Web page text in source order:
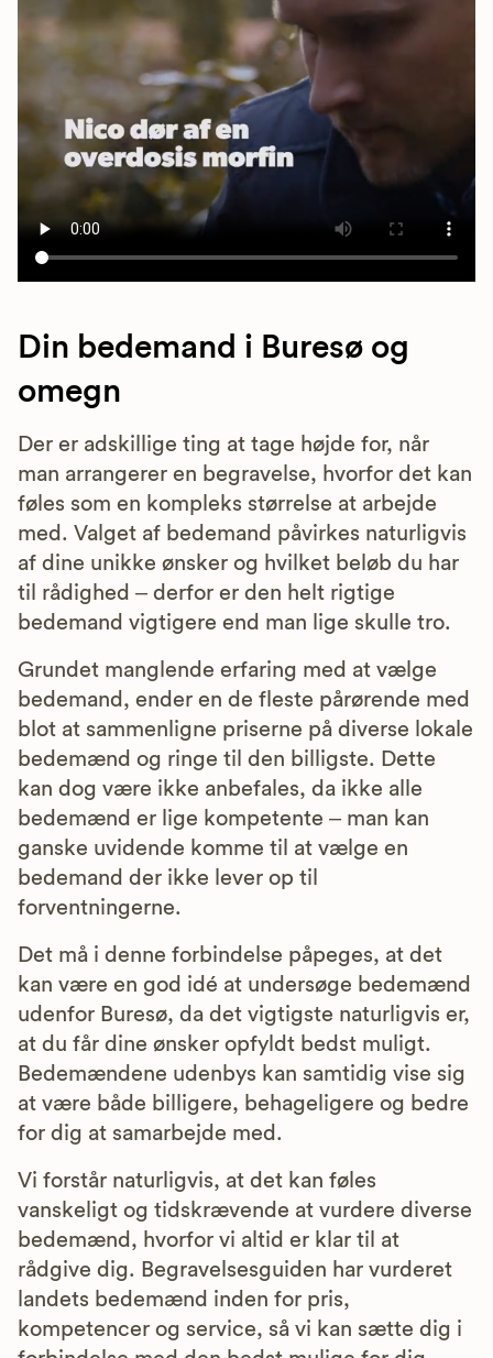
Din bedemand i Buresø og
omegn
Der er adskillige ting at tage højde for, når
man arrangerer en begravelse, hvorfor det kan
føles som en kompleks størrelse at arbejde
med. Valget af bedemand påvirkes naturligvis
af dine unikke ønsker og hvilket beløb du har
til rådighed – derfor er den helt rigtige
bedemand vigtigere end man lige skulle tro.
Grundet manglende erfaring med at vælge
bedemand, ender en de fleste pårørende med
blot at sammenligne priserne på diverse lokale
bedemænd og ringe til den billigste. Dette
kan dog være ikke anbefales, da ikke alle
bedemænd er lige kompetente – man kan
ganske uvidende komme til at vælge en
bedemand der ikke lever op til
forventningerne.
Det må i denne forbindelse påpeges, at det
kan være en god idé at undersøge bedemænd
udenfor Buresø, da det vigtigste naturligvis er,
at du får dine ønsker opfyldt bedst muligt.
Bedemændene udenbys kan samtidig vise sig
at være både billigere, behageligere og bedre
for dig at samarbejde med.
Vi forstår naturligvis, at det kan føles
vanskeligt og tidskrævende at vurdere diverse
bedemænd, hvorfor vi altid er klar til at
rådgive dig. Begravelsesguiden har vurderet
landets bedemænd inden for pris,
kompetencer og service, så vi kan sætte dig i